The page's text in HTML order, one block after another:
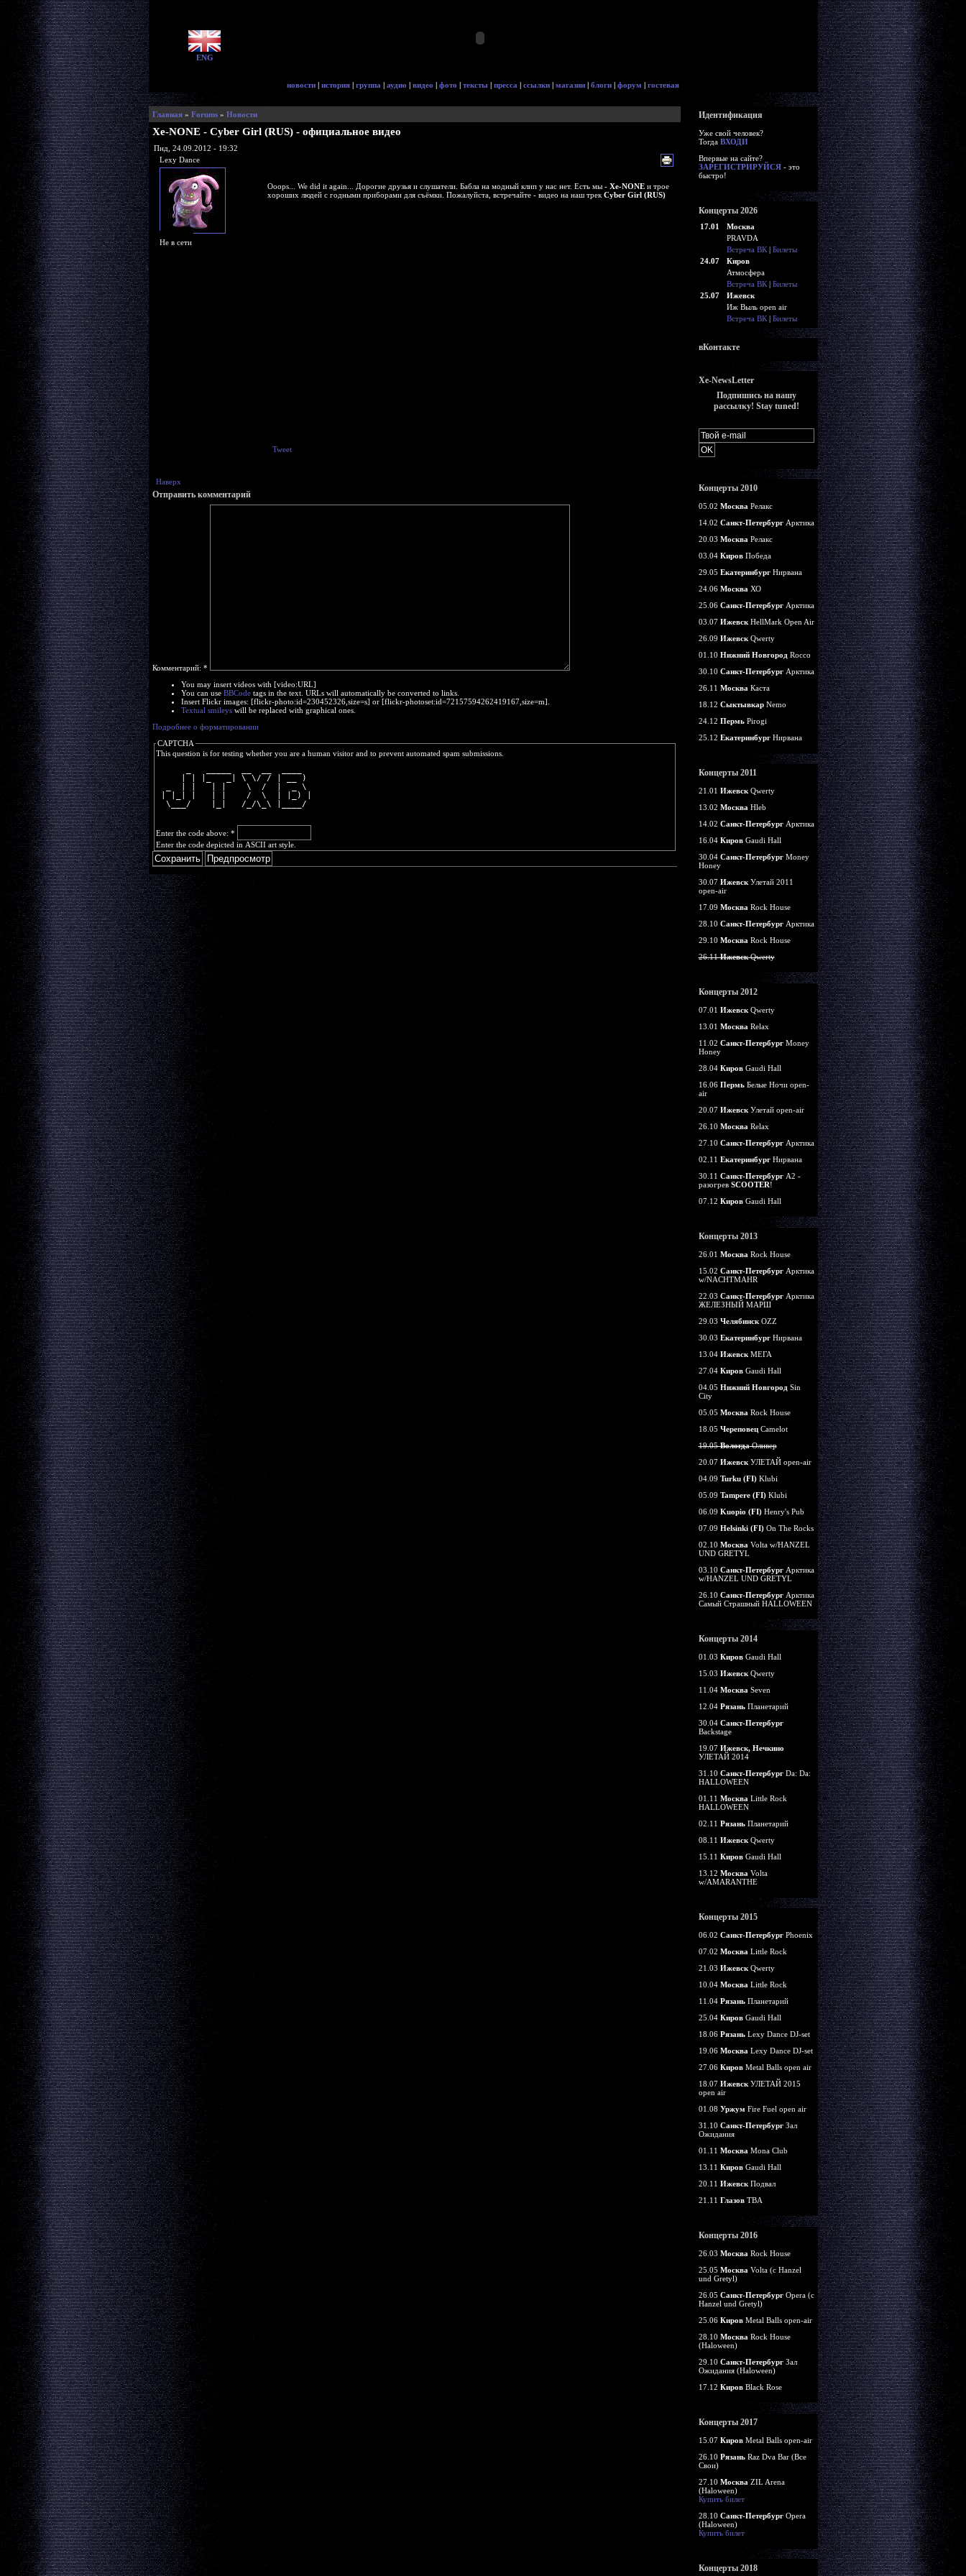
ENG
новости | история | группа | аудио | видео | фото | тексты | пресса | ссылки | магазин | блоги | форум | гостевая
Главная» Forums» Новости
Xe-NONE - Cyber Girl (RUS) - официальное видео
Пнд, 24.09.2012 - 19:32
Lexy Dance
Не в сети
Ooops... We did it again... Дорогие друзья и слушатели. Бабла на модный клип у нас нет. Есть мы - Xe-NONEи трое
хороших людей с годными приборами для съёмки. Пожалуйста, встречайте - видео на наш трек Cyber Girl (RUS)
Tweet
Наверх
Отправить комментарий
Комментарий: *
You may insert videos with [video:URL]
You can use BBCodetags in the text. URLs will automatically be converted to links.
Insert Flickr images: [flickr-photo:id=230452326,size=s] or [flickr-photoset:id=72157594262419167,size=m].
Textual smileyswill be replaced with graphical ones.
Подробнее о форматировании
CAPTCHA
This question is for testing whether you are a human visitor and to prevent automated spam submissions.
     | | |_   _| \ \/ / | __ )
  _  | |   | |    \  /  |  _ \
| |_| |   | |    /  \  | |_) |
  \___/    |_|   /_/\_\ |____/
Enter the code above: *
Enter the code depicted in ASCII art style.
Идентификация
Уже свой человек?
Тогда ВХОДИ
Впервые на сайте?
ЗАРЕГИСТРИРУЙСЯ- это
быстро!
Концерты 2026
17.01
Москва
PRAVDA
Встреча ВК| Билеты
24.07
Киров
Атмосфера
Встреча ВК| Билеты
25.07
Ижевск
Иж Выль open air
Встреча ВК| Билеты
вКонтакте
Xe-NewsLetter
Подпишись на нашу
рассылку! Stay tuned!
Концерты 2010
05.02 Москва Релакс
14.02 Санкт-ПетербургАрктика
20.03 Москва Релакс
03.04 КировПобеда
29.05 ЕкатеринбургНирвана
24.06 Москва ХО
25.06 Санкт-ПетербургАрктика
03.07 ИжевскHellMark Open Air
26.09 ИжевскQwerty
01.10 Нижний НовгородRocco
30.10 Санкт-ПетербургАрктика
26.11 Москва Каста
18.12 СыктывкарNemo
24.12 ПермьPirogi
25.12 ЕкатеринбургНирвана
Концерты 2011
21.01 ИжевскQwerty
13.02 Москва Hleb
14.02 Санкт-ПетербургАрктика
16.04 КировGaudi Hall
30.04 Санкт-ПетербургMoney
Honey
30.07 ИжевскУлетай 2011
open-air
17.09 Москва Rock House
28.10 Санкт-ПетербургАрктика
29.10 Москва Rock House
26.11ИжевскQwerty
Концерты 2012
07.01 ИжевскQwerty
13.01 Москва Relax
11.02 Санкт-ПетербургMoney
Honey
28.04 КировGaudi Hall
16.06 ПермьБелые Ночи open-
air
20.07 ИжевскУлетай open-air
26.10 Москва Relax
27.10 Санкт-ПетербургАрктика
02.11 ЕкатеринбургНирвана
30.11 Санкт-ПетербургА2 -
разогрев SCOOTER!
07.12 КировGaudi Hall
Концерты 2013
26.01 Москва Rock House
15.02 Санкт-ПетербургАрктика
w/NACHTMAHR
22.03 Санкт-ПетербургАрктика
ЖЕЛЕЗНЫЙ МАРШ
29.03 ЧелябинскOZZ
30.03 ЕкатеринбургНирвана
13.04 ИжевскМЕГА
27.04 КировGaudi Hall
04.05 Нижний НовгородSin
City
05.05 Москва Rock House
18.05 ЧереповецCamelot
19.05ВологдаОливер
20.07 ИжевскУЛЕТАЙ open-air
04.09 Turku (FI)Klubi
05.09 Tampere (FI)Klubi
06.09 Kuopio (FI)Henry's Pub
07.09 Helsinki (FI)On The Rocks
02.10 Москва Volta w/HANZEL
UND GRETYL
03.10 Санкт-ПетербургАрктика
w/HANZEL UND GRETYL
26.10 Санкт-ПетербургАрктика
Самый Страшный HALLOWEEN
Концерты 2014
01.03 КировGaudi Hall
15.03 ИжевскQwerty
11.04 Москва Seven
12.04 РязаньПланетарий
30.04 Санкт-Петербург
Backstage
19.07 Ижевск, Нечкино
УЛЕТАЙ 2014
31.10 Санкт-ПетербургDa: Da:
HALLOWEEN
01.11 Москва Little Rock
HALLOWEEN
02.11 РязаньПланетарий
08.11 ИжевскQwerty
15.11 КировGaudi Hall
13.12 Москва Volta
w/AMARANTHE
Концерты 2015
06.02 Санкт-ПетербургPhoenix
07.02 Москва Little Rock
21.03 ИжевскQwerty
10.04 Москва Little Rock
11.04 РязаньПланетарий
25.04 КировGaudi Hall
18.06 РязаньLexy Dance DJ-set
19.06 Москва Lexy Dance DJ-set
27.06 КировMetal Balls open air
18.07 ИжевскУЛЕТАЙ 2015
open air
01.08 Уржум Fire Fuel open air
31.10 Санкт-ПетербургЗал
Ожидания
01.11 Москва Mona Club
13.11 КировGaudi Hall
20.11 ИжевскПодвал
21.11 ГлазовTBA
Концерты 2016
26.03 Москва Rock House
25.05 Москва Volta (c Hanzel
und Gretyl)
26.05 Санкт-ПетербургOpera (c
Hanzel und Gretyl)
25.06 КировMetal Balls open-air
28.10 Москва Rock House
(Haloween)
29.10 Санкт-ПетербургЗал
Ожидания (Haloween)
17.12 КировBlack Rose
Концерты 2017
15.07 КировMetal Balls open-air
26.10 РязаньRaz Dva Bar (Все
Свои)
27.10 Москва ZIL Arena
(Haloween)
Купить билет
28.10 Санкт-ПетербургOpera
(Haloween)
Купить билет
Концерты 2018